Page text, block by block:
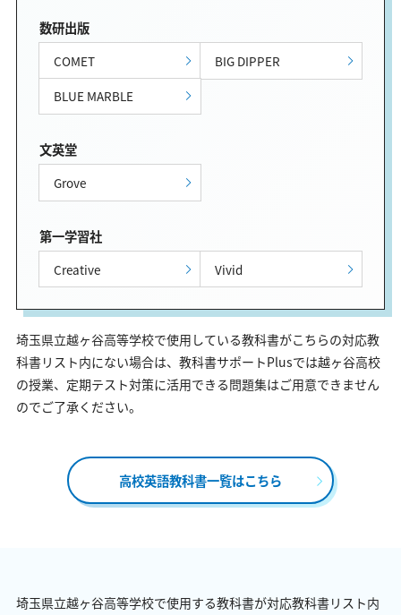
数研出版
COMET
BIG DIPPER
BLUE MARBLE
文英堂
Grove
第一学習社
Creative Vivid
埼玉県立越ヶ谷高等学校で使用している教科書がこちらの対応教
科書リスト内にない場合は、教科書サポートPlusでは越ヶ谷高校
の授業、定期テスト対策に活用できる問題集はご用意できません
のでご了承ください。
高校英語教科書一覧はこちら
埼玉県立越ヶ谷高等学校で使用する教科書が対応教科書リスト内